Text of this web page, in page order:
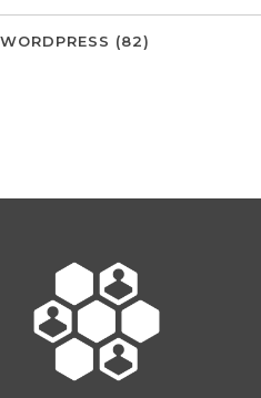
WORDPRESS (82)